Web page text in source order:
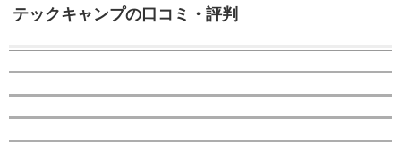
テックキャンプの口コミ・評判